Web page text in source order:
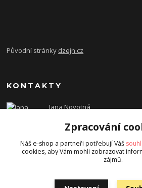
Původní stránky dzejn.cz
KONTAKTY
Jana Novotná
dzejn.n@email.cz
Zpracování
Náš e-shop a partneři potřebují Váš
cookies, aby Vám mohli zobrazovat
zájmů.